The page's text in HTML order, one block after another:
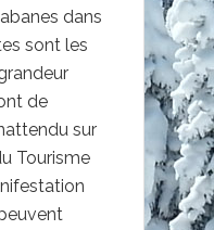
dans
sont les
de
sur
Tourisme